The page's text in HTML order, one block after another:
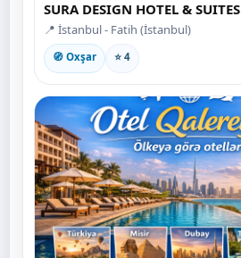
SURA DESIGN HOTEL & SUITES
📍 İstanbul - Fatih (İstanbul)
🧭 Oxşar ⭐ 4